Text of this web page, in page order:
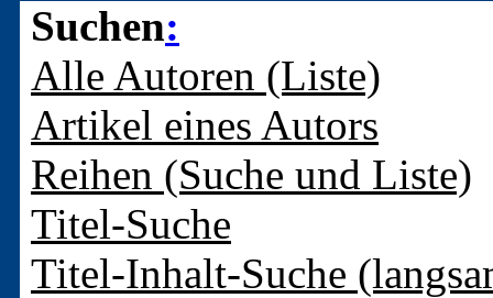
Suchen:
Alle Autoren (Liste)
Artikel eines Autors
Reihen (Suche und Liste)
Titel-Suche
Titel-Inhalt-Suche